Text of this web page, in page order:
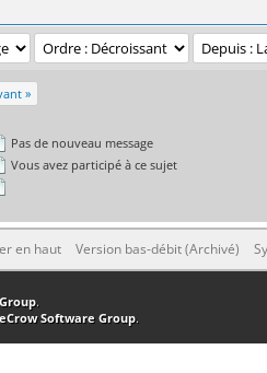
»
Pas de nouveau message
Vous avez participé à ce sujet
en haut Version bas-débit (Archivé)
.
Software Group.